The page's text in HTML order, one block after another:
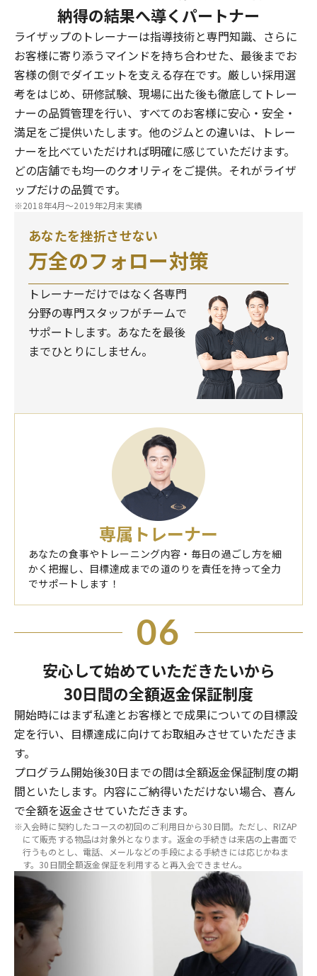
納得の結果へ導くパートナー
ライザップのトレーナーは指導技術と専門知識、さらに
お客様に寄り添うマインドを持ち合わせた、最後までお
客様の側でダイエットを支える存在です。厳しい採用選
考をはじめ、研修試験、現場に出た後も徹底してトレー
ナーの品質管理を行い、すべてのお客様に安心・安全・
満足をご提供いたします。他のジムとの違いは、トレー
ナーを比べていただければ明確に感じていただけます。
どの店舗でも均一のクオリティをご提供。それがライザ
ップだけの品質です。
※2018年4月～2019年2月末実績
あなたを挫折させない
万全のフォロー対策
トレーナーだけではなく各専門
分野の専門スタッフがチームで
サポートします。あなたを最後
までひとりにしません。
専属トレーナー
あなたの食事やトレーニング内容・毎日の過ごし方を細
かく把握し、目標達成までの道のりを責任を持って全力
でサポートします！
06
安心して始めていただきたいから
30日間の全額返金保証制度
開始時にはまず私達とお客様とで成果についての目標設
定を行い、目標達成に向けてお取組みさせていただきま
す。
プログラム開始後30日までの間は全額返金保証制度の期
間といたします。内容にご納得いただけない場合、喜ん
で全額を返金させていただきます。
※入会時に契約したコースの初回のご利用日から30日間。ただし、RIZAP
にて販売する物品は対象外となります。返金の手続きは来店の上書面で
行うものとし、電話、メールなどの手段による手続きには応じかねま
す。30日間全額返金保証を利用すると再入会できません。